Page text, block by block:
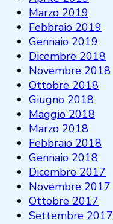
Marzo 2019
Febbraio 2019
Gennaio 2019
Dicembre 2018
Novembre 2018
Ottobre 2018
Giugno 2018
Maggio 2018
Marzo 2018
Febbraio 2018
Gennaio 2018
Dicembre 2017
Novembre 2017
Ottobre 2017
Settembre 2017